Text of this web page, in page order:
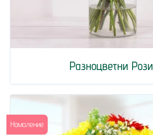
Разноцветни Рози
Намаление